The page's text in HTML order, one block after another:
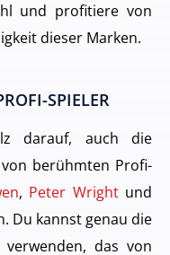
und profitiere von
dieser Marken.
SPIELER
darauf, auch die
berühmten Profi-
, Peter Wrightund
Du kannst genau die
das von